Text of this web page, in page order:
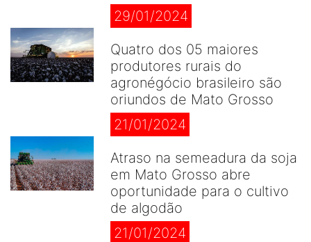
29/01/2024
Quatro dos 05 maiores
produtores rurais do
agronégócio brasileiro são
oriundos de Mato Grosso
21/01/2024
Atraso na semeadura da soja
em Mato Grosso abre
oportunidade para o cultivo
de algodão
21/01/2024